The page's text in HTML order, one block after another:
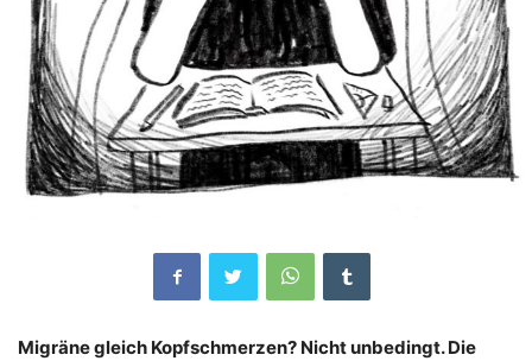
Migräne gleich Kopfschmerzen? Nicht unbedingt. Die